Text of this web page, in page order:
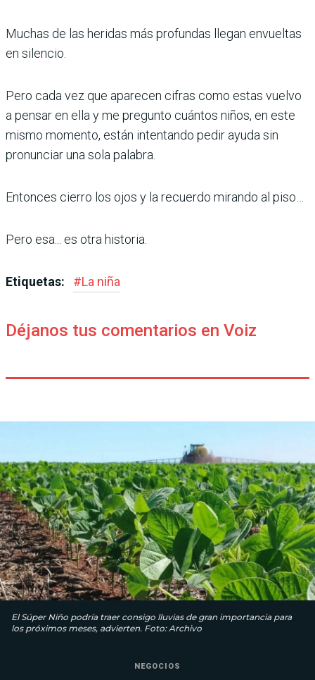
Muchas de las heridas más profundas llegan envueltas
en silencio.
Pero cada vez que aparecen cifras como estas vuelvo
a pensar en ella y me pregunto cuántos niños, en este
mismo momento, están intentando pedir ayuda sin
pronunciar una sola palabra.
Entonces cierro los ojos y la recuerdo mirando al piso…
Pero esa... es otra historia.
Etiquetas: #La niña
Déjanos tus comentarios en Voiz
El Súper Niño podría traer consigo lluvias de gran importancia para
los próximos meses, advierten. Foto: Archivo
NEGOCIOS